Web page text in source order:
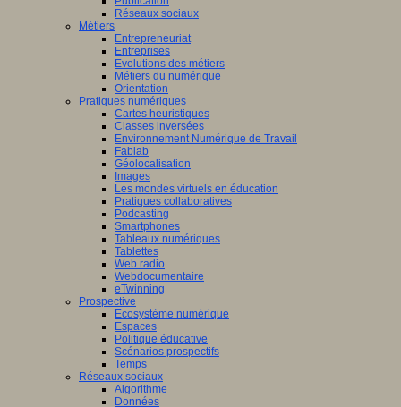
Réseaux sociaux
Métiers
Entrepreneuriat
Entreprises
Evolutions des métiers
Métiers du numérique
Orientation
Pratiques numériques
Cartes heuristiques
Classes inversées
Environnement Numérique de Travail
Fablab
Géolocalisation
Images
Les mondes virtuels en éducation
Pratiques collaboratives
Podcasting
Smartphones
Tableaux numériques
Tablettes
Web radio
Webdocumentaire
eTwinning
Prospective
Ecosystème numérique
Espaces
Politique éducative
Scénarios prospectifs
Temps
Réseaux sociaux
Algorithme
Données